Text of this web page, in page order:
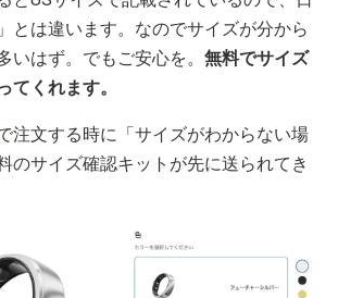
とは違います。なのでサイズが分から
いはず。でもご安心を。無料でサイズ
てくれます。
注文する時に「サイズがわからない場
のサイズ確認キットが先に送られてき